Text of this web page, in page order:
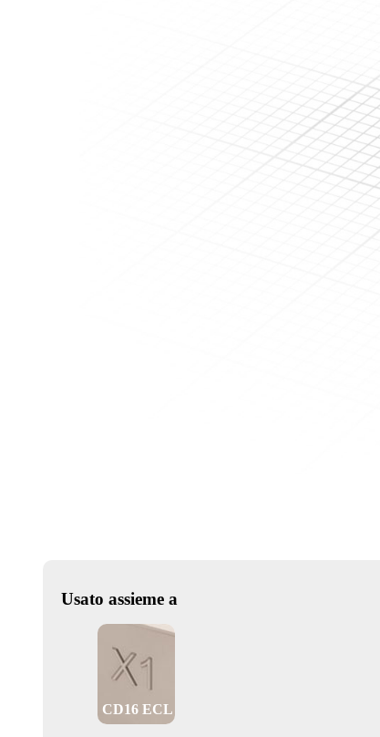
Usato assieme a
CD16 ECL